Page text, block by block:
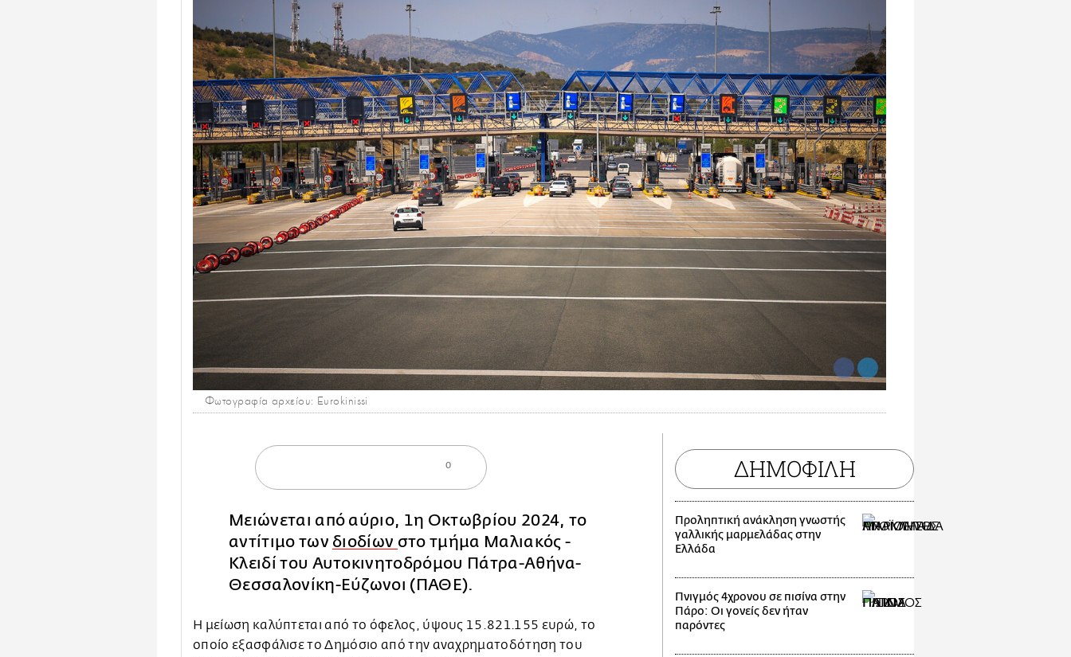
Φωτογραφία αρχείου: Eurokinissi
0
Μειώνεται από αύριο, 1η Οκτωβρίου 2024, το
αντίτιμο των διοδίων στο τμήμα Μαλιακός -
Κλειδί του Αυτοκινητοδρόμου Πάτρα-Αθήνα-
Θεσσαλονίκη-Εύζωνοι (ΠΑΘΕ).
Η μείωση καλύπτεται από το όφελος, ύψους 15.821.155 ευρώ, το
οποίο εξασφάλισε το Δημόσιο από την αναχρηματοδότηση του
ΔΗΜΟΦΙΛΗ
Προληπτική ανάκληση γνωστής
γαλλικής μαρμελάδας στην
Ελλάδα
Πνιγμός 4χρονου σε πισίνα στην
Πάρο: Οι γονείς δεν ήταν
παρόντες